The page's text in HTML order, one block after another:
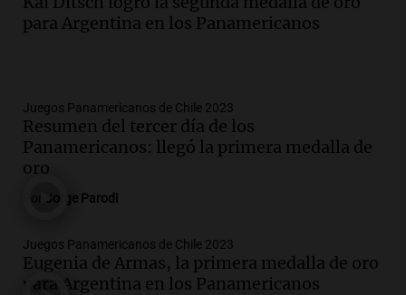
para Argentina en los Panamericanos
Juegos Panamericanos de Chile 2023
Resumen del tercer día de los
Panamericanos: llegó la primera medalla de
oro
Jorge Parodi
Juegos Panamericanos de Chile 2023
Eugenia de Armas, la primera medalla de oro
para Argentina en los Panamericanos